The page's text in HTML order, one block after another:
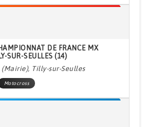
DE FRANCE MX
SUR-SEULLES (14)
Tilly-sur-Seulles
Motocross